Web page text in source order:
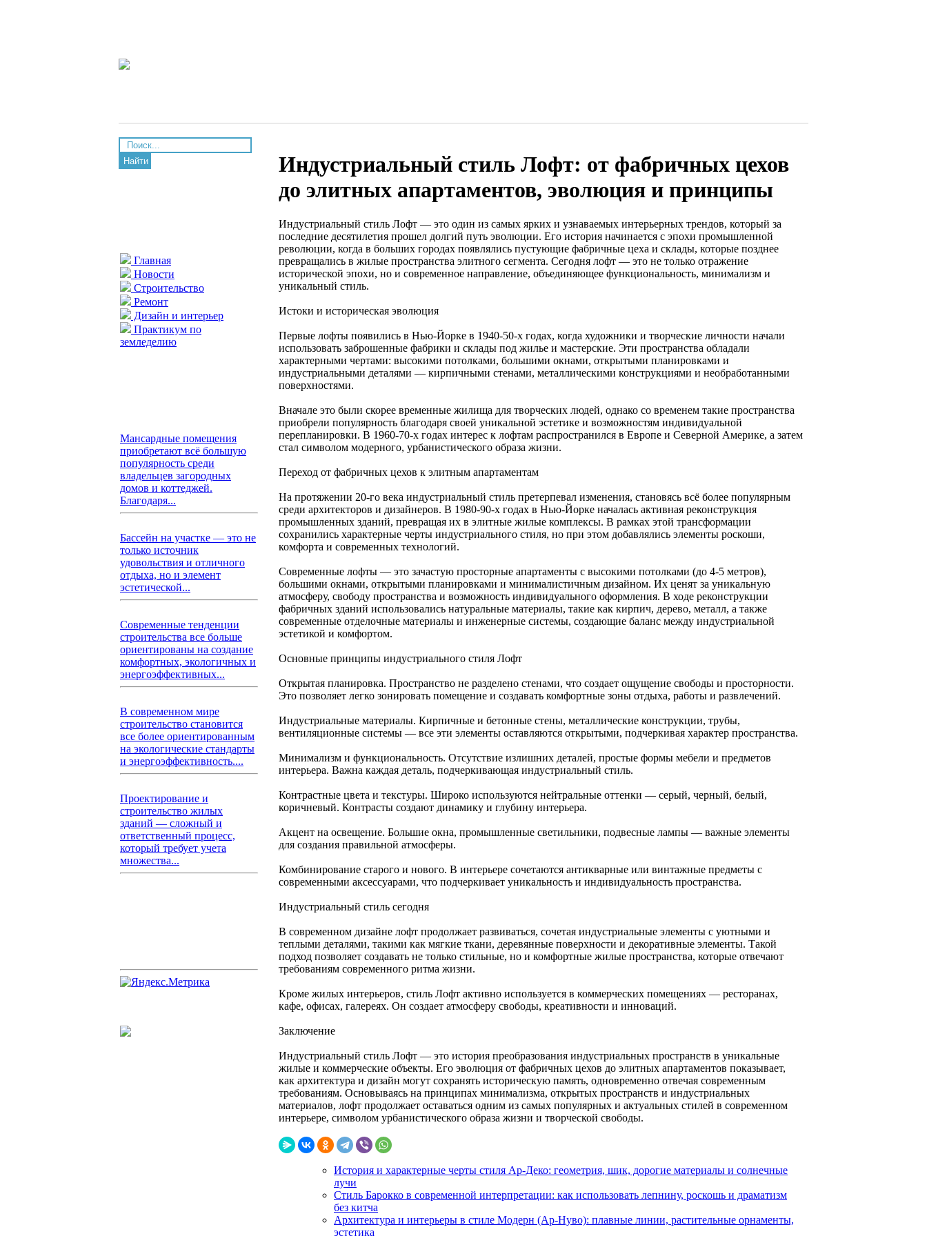
Найти
Главная
Новости
Строительство
Ремонт
Дизайн и интерьер
Практикум по
земледелию
Мансардные помещения
приобретают всё большую
популярность среди
владельцев загородных
домов и коттеджей.
Благодаря...
Бассейн на участке — это не
только источник
удовольствия и отличного
отдыха, но и элемент
эстетической...
Современные тенденции
строительства все больше
ориентированы на создание
комфортных, экологичных и
энергоэффективных...
В современном мире
строительство становится
все более ориентированным
на экологические стандарты
и энергоэффективность....
Проектирование и
строительство жилых
зданий — сложный и
ответственный процесс,
который требует учета
множества...
Индустриальный стиль Лофт: от фабричных цехов
до элитных апартаментов, эволюция и принципы
Индустриальный стиль Лофт — это один из самых ярких и узнаваемых интерьерных трендов, который за
последние десятилетия прошел долгий путь эволюции. Его история начинается с эпохи промышленной
революции, когда в больших городах появлялись пустующие фабричные цеха и склады, которые позднее
превращались в жилые пространства элитного сегмента. Сегодня лофт — это не только отражение
исторической эпохи, но и современное направление, объединяющее функциональность, минимализм и
уникальный стиль.
Истоки и историческая эволюция
Первые лофты появились в Нью-Йорке в 1940-50-х годах, когда художники и творческие личности начали
использовать заброшенные фабрики и склады под жилье и мастерские. Эти пространства обладали
характерными чертами: высокими потолками, большими окнами, открытыми планировками и
индустриальными деталями — кирпичными стенами, металлическими конструкциями и необработанными
поверхностями.
Вначале это были скорее временные жилища для творческих людей, однако со временем такие пространства
приобрели популярность благодаря своей уникальной эстетике и возможностям индивидуальной
перепланировки. В 1960-70-х годах интерес к лофтам распространился в Европе и Северной Америке, а затем
стал символом модерного, урбанистического образа жизни.
Переход от фабричных цехов к элитным апартаментам
На протяжении 20-го века индустриальный стиль претерпевал изменения, становясь всё более популярным
среди архитекторов и дизайнеров. В 1980-90-х годах в Нью-Йорке началась активная реконструкция
промышленных зданий, превращая их в элитные жилые комплексы. В рамках этой трансформации
сохранились характерные черты индустриального стиля, но при этом добавлялись элементы роскоши,
комфорта и современных технологий.
Современные лофты — это зачастую просторные апартаменты с высокими потолками (до 4-5 метров),
большими окнами, открытыми планировками и минималистичным дизайном. Их ценят за уникальную
атмосферу, свободу пространства и возможность индивидуального оформления. В ходе реконструкции
фабричных зданий использовались натуральные материалы, такие как кирпич, дерево, металл, а также
современные отделочные материалы и инженерные системы, создающие баланс между индустриальной
эстетикой и комфортом.
Основные принципы индустриального стиля Лофт
Открытая планировка. Пространство не разделено стенами, что создает ощущение свободы и просторности.
Это позволяет легко зонировать помещение и создавать комфортные зоны отдыха, работы и развлечений.
Индустриальные материалы. Кирпичные и бетонные стены, металлические конструкции, трубы,
вентиляционные системы — все эти элементы оставляются открытыми, подчеркивая характер пространства.
Минимализм и функциональность. Отсутствие излишних деталей, простые формы мебели и предметов
интерьера. Важна каждая деталь, подчеркивающая индустриальный стиль.
Контрастные цвета и текстуры. Широко используются нейтральные оттенки — серый, черный, белый,
коричневый. Контрасты создают динамику и глубину интерьера.
Акцент на освещение. Большие окна, промышленные светильники, подвесные лампы — важные элементы
для создания правильной атмосферы.
Комбинирование старого и нового. В интерьере сочетаются антикварные или винтажные предметы с
современными аксессуарами, что подчеркивает уникальность и индивидуальность пространства.
Индустриальный стиль сегодня
В современном дизайне лофт продолжает развиваться, сочетая индустриальные элементы с уютными и
теплыми деталями, такими как мягкие ткани, деревянные поверхности и декоративные элементы. Такой
подход позволяет создавать не только стильные, но и комфортные жилые пространства, которые отвечают
требованиям современного ритма жизни.
Кроме жилых интерьеров, стиль Лофт активно используется в коммерческих помещениях — ресторанах,
кафе, офисах, галереях. Он создает атмосферу свободы, креативности и инноваций.
Заключение
Индустриальный стиль Лофт — это история преобразования индустриальных пространств в уникальные
жилые и коммерческие объекты. Его эволюция от фабричных цехов до элитных апартаментов показывает,
как архитектура и дизайн могут сохранять историческую память, одновременно отвечая современным
требованиям. Основываясь на принципах минимализма, открытых пространств и индустриальных
материалов, лофт продолжает оставаться одним из самых популярных и актуальных стилей в современном
интерьере, символом урбанистического образа жизни и творческой свободы.
История и характерные черты стиля Ар-Деко: геометрия, шик, дорогие материалы и солнечные
лучи
Стиль Барокко в современной интерпретации: как использовать лепнину, роскошь и драматизм
без китча
Архитектура и интерьеры в стиле Модерн (Ар-Нуво): плавные линии, растительные орнаменты,
эстетика